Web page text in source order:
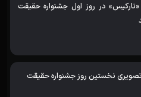
در روز اول جشنواره حقیقت
نخستین روز جشنواره حقیقت